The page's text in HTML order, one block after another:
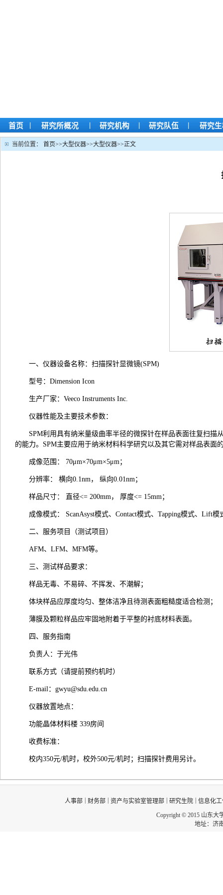
首页 | 研究所概况 | 研究机构 | 研究队伍 | 研究
当前位置： 首页>>大型仪器>>大型仪器>>正文
一、仪器设备名称：扫描探针显微镜(SPM)
型号：Dimension Icon
生产厂家：Veeco Instruments Inc.
仪器性能及主要技术参数：
SPM利用具有纳米量级曲率半径的微探针在样品表面往复扫
的能力。SPM主要应用于纳米材料科学研究以及其它需对样品表
成像范围： 70μm×70μm×5μm；
分辨率： 横向0.1nm， 纵向0.01nm；
样品尺寸： 直径<= 200mm， 厚度<= 15mm；
成像模式： ScanAsyst模式、Contact模式、Tapping模式、Lift
二、服务项目（测试项目）
AFM、LFM、MFM等。
三、测试样品要求：
样品无毒、不易碎、不挥发、不潮解；
体块样品应厚度均匀、整体洁净且待测表面粗糙度适合检测；
薄膜及颗粒样品应牢固地附着于平整的衬底材料表面。
四、服务指南
负责人：于光伟
联系方式（请提前预约机时）
E-mail：gwyu@sdu.edu.cn
仪器放置地点：
功能晶体材料楼 339房间
收费标准：
校内350元/机时，校外500元/机时；扫描探针费用另计。
人事部 财务部 资产与实验室管理部 研究生院
信息化
Copyright © 2015 山东大
地址：济